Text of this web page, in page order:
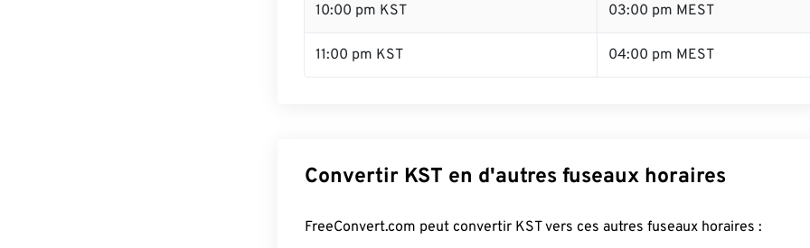
10:00 pm KST 03:00 pm MEST
11:00 pm KST 04:00 pm MEST
Convertir KST en d'autres fuseaux horaires
FreeConvert.com peut convertir KST vers ces autres fuseaux horaires :